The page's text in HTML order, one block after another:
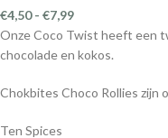
€4,50 - €7,99
Onze Coco Twist heeft een
chocolade en kokos.
Chokbites Choco Rollies zijn
Ten Spices